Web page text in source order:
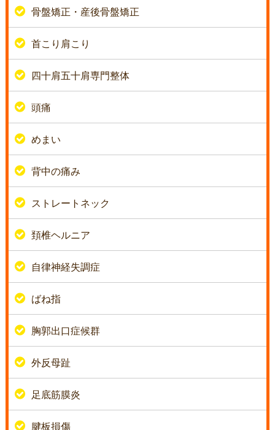
骨盤矯正・産後骨盤矯正
首こり肩こり
四十肩五十肩専門整体
頭痛
めまい
背中の痛み
ストレートネック
頚椎ヘルニア
自律神経失調症
ばね指
胸郭出口症候群
外反母趾
足底筋膜炎
腱板損傷